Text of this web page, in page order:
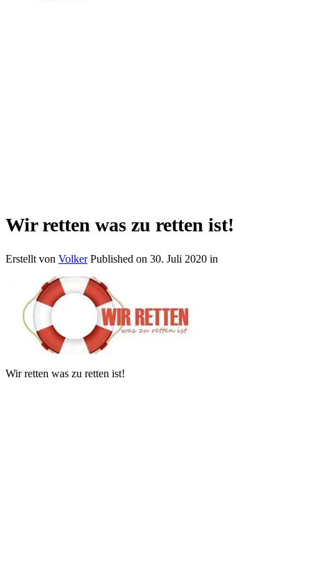
Wir retten was zu retten ist!
Erstellt von Volker Published on 30. Juli 2020 in
Wir retten was zu retten ist!